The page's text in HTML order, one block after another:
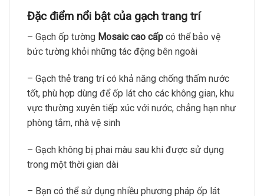
Đặc điểm nổi bật của gạch trang trí
– Gạch ốp tường Mosaic cao cấp có thể bảo vệ
bức tường khỏi những tác động bên ngoài
– Gạch thẻ trang trí có khả năng chống thấm nước
tốt, phù hợp dùng để ốp lát cho các không gian, khu
vực thường xuyên tiếp xúc với nước, chẳng hạn như
phòng tắm, nhà vệ sinh
– Gạch không bị phai màu sau khi được sử dụng
trong một thời gian dài
– Bạn có thể sử dụng nhiều phương pháp ốp lát